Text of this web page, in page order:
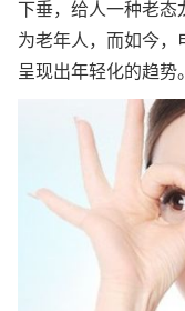
下垂，给人一种老态
为老年人，而如今，
呈现出年轻化的趋势。